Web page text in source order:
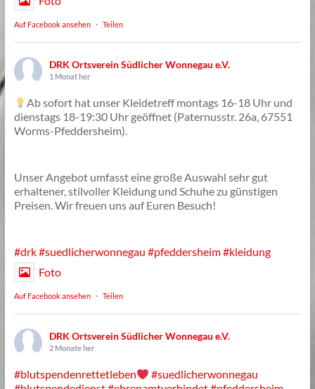
Auf Facebook ansehen · Teilen
DRK Ortsverein Südlicher Wonnegau e.V.
1 Monat her
Ab sofort hat unser Kleidetreff montags 16-18 Uhr und
dienstags 18-19:30 Uhr geöffnet (Paternusstr. 26a, 67551
Worms-Pfeddersheim).
Unser Angebot umfasst eine große Auswahl sehr gut
erhaltener, stilvoller Kleidung und Schuhe zu günstigen
Preisen. Wir freuen uns auf Euren Besuch!
#drk#suedlicherwonnegau #pfeddersheim#kleidung
Foto
Auf Facebook ansehen · Teilen
DRK Ortsverein Südlicher Wonnegau e.V.
2 Monate her
#blutspendenrettetleben
#suedlicherwonnegau